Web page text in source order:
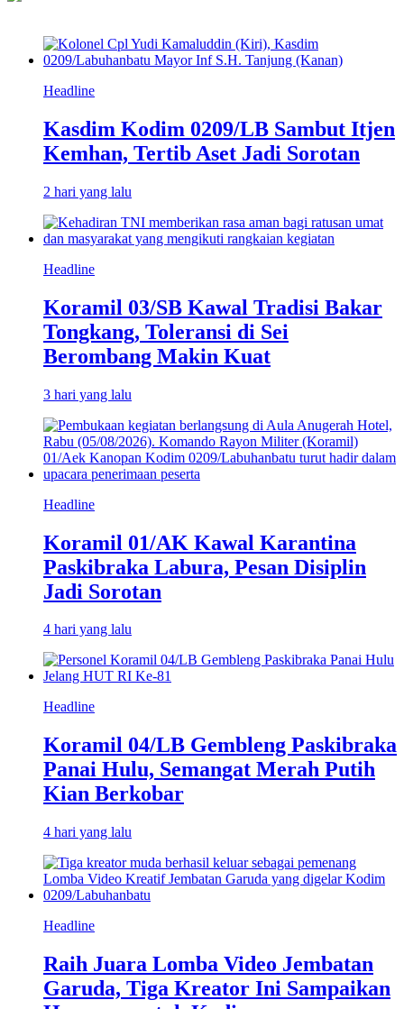
Headline
Kasdim Kodim 0209/LB Sambut Itjen
Kemhan, Tertib Aset Jadi Sorotan
2 hari yang lalu
Headline
Koramil 03/SB Kawal Tradisi Bakar
Tongkang, Toleransi di Sei
Berombang Makin Kuat
3 hari yang lalu
Headline
Koramil 01/AK Kawal Karantina
Paskibraka Labura, Pesan Disiplin
Jadi Sorotan
4 hari yang lalu
Headline
Koramil 04/LB Gembleng Paskibraka
Panai Hulu, Semangat Merah Putih
Kian Berkobar
4 hari yang lalu
Headline
Raih Juara Lomba Video Jembatan
Garuda, Tiga Kreator Ini Sampaikan